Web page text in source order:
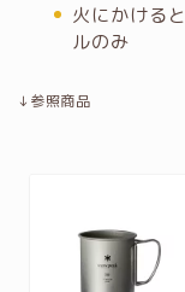
火にかける
ルのみ
↓参照商品